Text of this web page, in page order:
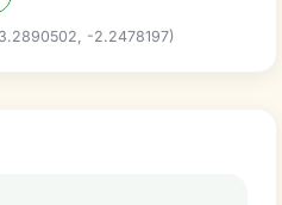
-2.2478197)